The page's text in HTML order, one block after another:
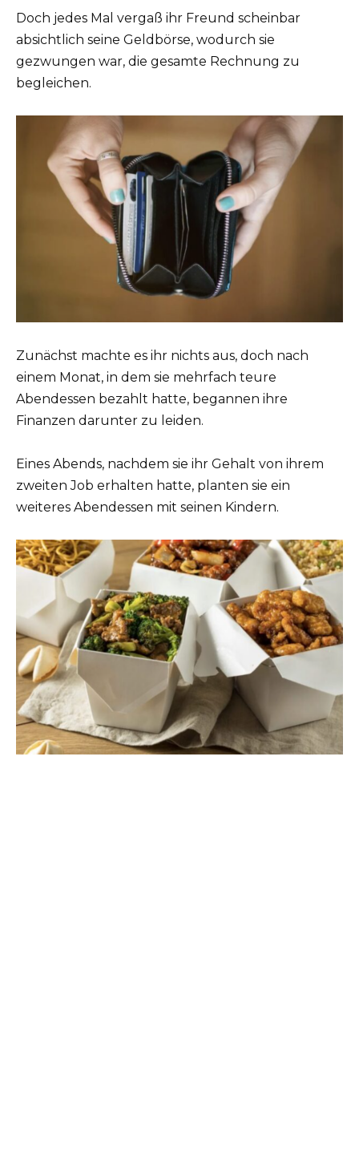
Doch jedes Mal vergaß ihr Freund scheinbar
absichtlich seine Geldbörse, wodurch sie
gezwungen war, die gesamte Rechnung zu
begleichen.
Zunächst machte es ihr nichts aus, doch nach
einem Monat, in dem sie mehrfach teure
Abendessen bezahlt hatte, begannen ihre
Finanzen darunter zu leiden.
Eines Abends, nachdem sie ihr Gehalt von ihrem
zweiten Job erhalten hatte, planten sie ein
weiteres Abendessen mit seinen Kindern.